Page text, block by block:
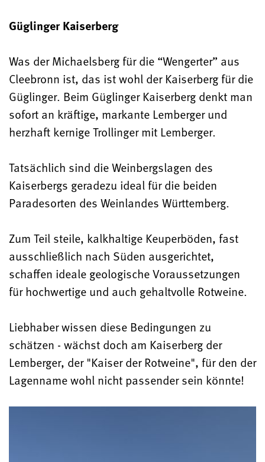
Güglinger Kaiserberg
Was der Michaelsberg für die “Wengerter” aus
Cleebronn ist, das ist wohl der Kaiserberg für die
Güglinger. Beim Güglinger Kaiserberg denkt man
sofort an kräftige, markante Lemberger und
herzhaft kernige Trollinger mit Lemberger.
Tatsächlich sind die Weinbergslagen des
Kaiserbergs geradezu ideal für die beiden
Paradesorten des Weinlandes Württemberg.
Zum Teil steile, kalkhaltige Keuperböden, fast
ausschließlich nach Süden ausgerichtet,
schaffen ideale geologische Voraussetzungen
für hochwertige und auch gehaltvolle Rotweine.
Liebhaber wissen diese Bedingungen zu
schätzen - wächst doch am Kaiserberg der
Lemberger, der "Kaiser der Rotweine", für den der
Lagenname wohl nicht passender sein könnte!